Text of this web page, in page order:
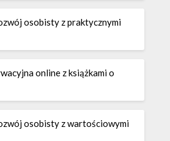
osobisty z praktycznymi
online z książkami o
osobisty z wartościowymi